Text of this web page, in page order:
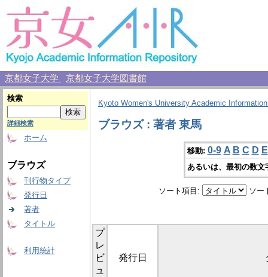
京都女子大学 京都女子大学図書館
検索
詳細検索
ホーム
ブラウズ
刊行物タイプ
発行日
著者
タイトル
利用統計
Kyoto Women's University Academic
ブラウズ : 著者 東馬
移動: 0-9 A B C D E
あるいは、最初の数
ソート項目: ソー
プ
レ
ビ
ュ
発行日